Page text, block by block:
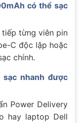
có thể sạc
từng viên pin
C độc lập hoặc
chính.
sạc nhanh được
Power Delivery
hay laptop Dell